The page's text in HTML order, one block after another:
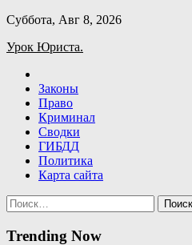
Skip
content
Суббота, Авг 8, 2026
Урок Юриста.
Законы
Право
Криминал
Сводки
ГИБДД
Политика
Карта сайта
Найти:
Trending Now